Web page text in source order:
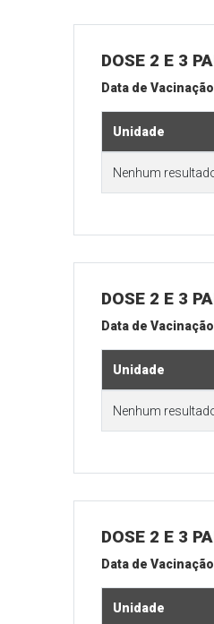
DOSE 2 E 3
Data de
Unidade
Nenhum
DOSE 2 E 3
Data de
Unidade
Nenhum
DOSE 2 E 3
Data de
Unidade